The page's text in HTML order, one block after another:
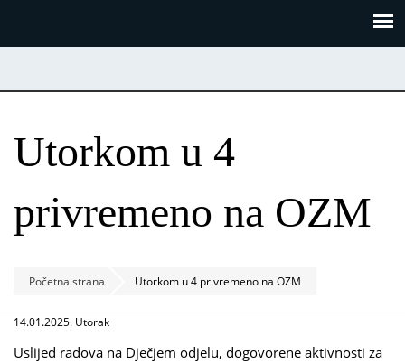
Utorkom u 4
privremeno na OZM
Početna strana Utorkom u 4 privremeno na OZM
14.01.2025. Utorak
Uslijed radova na Dječjem odjelu, dogovorene aktivnosti za